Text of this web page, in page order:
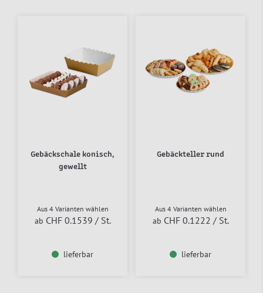
Gebäckschale konisch,
gewellt
Aus 4 Varianten wählen
ab CHF 0.1539 / St.
lieferbar
Gebäckteller rund
Aus 4 Varianten wählen
ab CHF 0.1222 / St.
lieferbar